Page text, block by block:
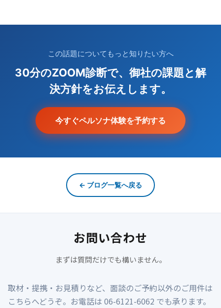
この話題についてもっと知りたい方へ
30分のZOOM診断で、御社の課題と解
決方針をお伝えします。
今すぐペルソナ体験を予約する
← ブログ一覧へ戻る
お問い合わせ
まずは質問だけでも構いません。
取材・提携・お見積りなど、面談のご予約以外のご用件は
こちらへどうぞ。お電話は 06-6121-6062 でも承ります。